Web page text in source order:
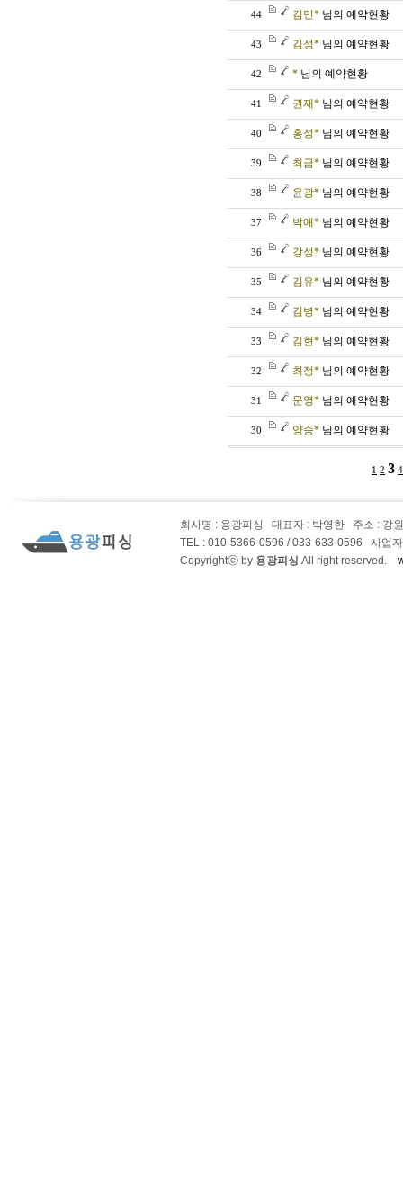
44 김민* 님의 예약현황
43 김성* 님의 예약현황
42 * 님의 예약현황
41 권재* 님의 예약현황
40 홍성* 님의 예약현황
39 최금* 님의 예약현황
38 윤광* 님의 예약현황
37 박애* 님의 예약현황
36 강성* 님의 예약현황
35 김유* 님의 예약현황
34 김병* 님의 예약현황
33 김현* 님의 예약현황
32 최정* 님의 예약현황
31 문영* 님의 예약현황
30 양승* 님의 예약현황
1 2 3 4
회사명 : 용광피싱 대표자 : 박영한 주소 : 강
TEL : 010-5366-0596 / 033-633-0596 사업
Copyrightⓒ by 용광피싱 All right reserved.